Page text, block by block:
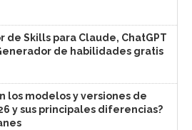
de Skills para Claude, ChatGPT
de habilidades gratis
los modelos y versiones de
y sus principales diferencias?